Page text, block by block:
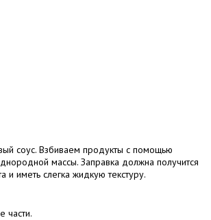
соус. Взбиваем продукты с помощью
массы. Заправка должна получится
и иметь слегка жидкую текстуру.
части.